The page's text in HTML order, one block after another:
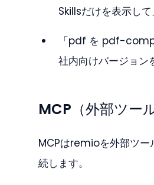
Skillsだけを表示して
「pdf を pdf-
社内向けバージョン
MCP（外部ツー
MCPはremioを外部ツー
続します。